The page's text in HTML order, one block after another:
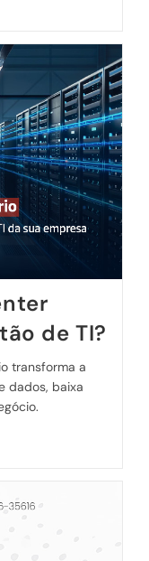
de TI?
transforma a
dados, baixa